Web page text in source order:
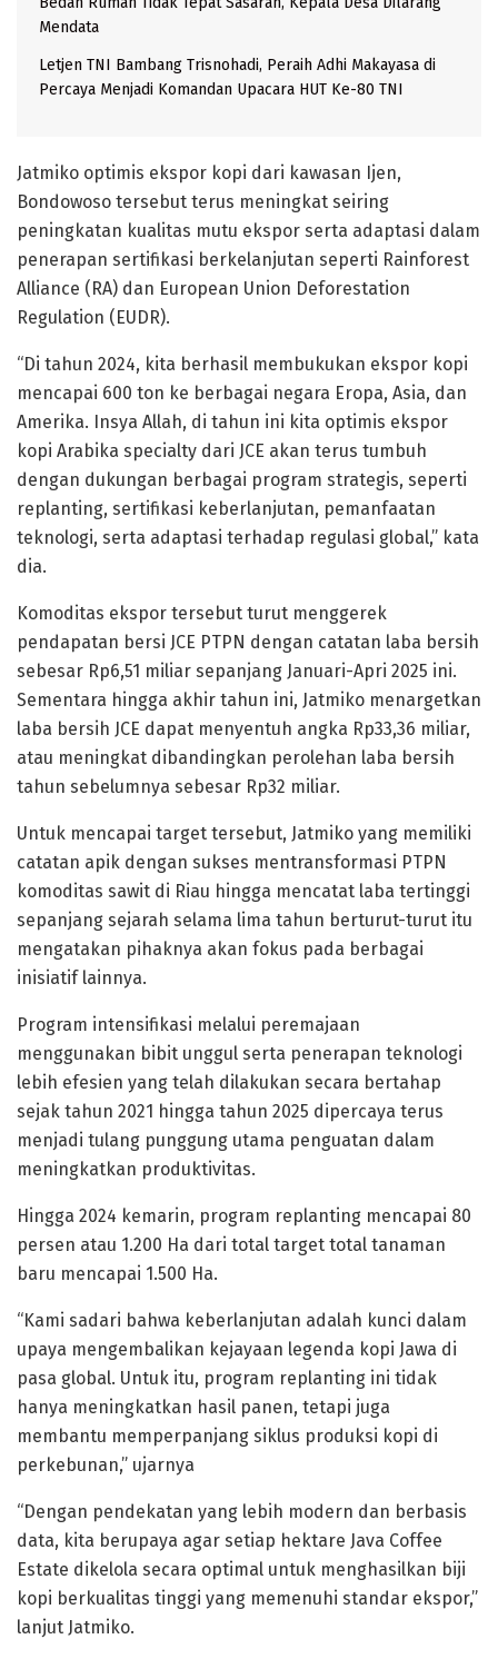
Mendata
Letjen TNI Bambang Trisnohadi, Peraih Adhi Makayasa di
Percaya Menjadi Komandan Upacara HUT Ke-80 TNI
Jatmiko optimis ekspor kopi dari kawasan Ijen,
Bondowoso tersebut terus meningkat seiring
peningkatan kualitas mutu ekspor serta adaptasi dalam
penerapan sertifikasi berkelanjutan seperti Rainforest
Alliance (RA) dan European Union Deforestation
Regulation (EUDR).
“Di tahun 2024, kita berhasil membukukan ekspor kopi
mencapai 600 ton ke berbagai negara Eropa, Asia, dan
Amerika. Insya Allah, di tahun ini kita optimis ekspor
kopi Arabika specialty dari JCE akan terus tumbuh
dengan dukungan berbagai program strategis, seperti
replanting, sertifikasi keberlanjutan, pemanfaatan
teknologi, serta adaptasi terhadap regulasi global,” kata
dia.
Komoditas ekspor tersebut turut menggerek
pendapatan bersi JCE PTPN dengan catatan laba bersih
sebesar Rp6,51 miliar sepanjang Januari-Apri 2025 ini.
Sementara hingga akhir tahun ini, Jatmiko menargetkan
laba bersih JCE dapat menyentuh angka Rp33,36 miliar,
atau meningkat dibandingkan perolehan laba bersih
tahun sebelumnya sebesar Rp32 miliar.
Untuk mencapai target tersebut, Jatmiko yang memiliki
catatan apik dengan sukses mentransformasi PTPN
komoditas sawit di Riau hingga mencatat laba tertinggi
sepanjang sejarah selama lima tahun berturut-turut itu
mengatakan pihaknya akan fokus pada berbagai
inisiatif lainnya.
Program intensifikasi melalui peremajaan
menggunakan bibit unggul serta penerapan teknologi
lebih efesien yang telah dilakukan secara bertahap
sejak tahun 2021 hingga tahun 2025 dipercaya terus
menjadi tulang punggung utama penguatan dalam
meningkatkan produktivitas.
Hingga 2024 kemarin, program replanting mencapai 80
persen atau 1.200 Ha dari total target total tanaman
baru mencapai 1.500 Ha.
“Kami sadari bahwa keberlanjutan adalah kunci dalam
upaya mengembalikan kejayaan legenda kopi Jawa di
pasa global. Untuk itu, program replanting ini tidak
hanya meningkatkan hasil panen, tetapi juga
membantu memperpanjang siklus produksi kopi di
perkebunan,” ujarnya
“Dengan pendekatan yang lebih modern dan berbasis
data, kita berupaya agar setiap hektare Java Coffee
Estate dikelola secara optimal untuk menghasilkan biji
kopi berkualitas tinggi yang memenuhi standar ekspor,”
lanjut Jatmiko.